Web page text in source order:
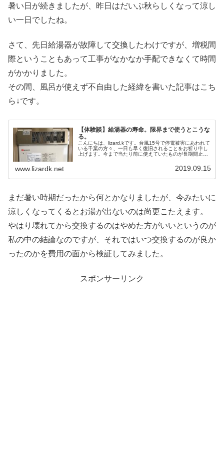
暑い日が続きましたが、昨日はだいぶ秋らしくなって涼し
い一日でしたね。
さて、先日給湯器が故障して交換したわけですが、増税間
際ということもあって工事がなかなか手配できなくて時間
がかかりました。
その間、風呂が使えず不自由した経緯を書いた記事はこち
ら↓です。
【体験談】給湯器の寿命。限界まで使うとこうな
る。
こんにちは、lizard.kです。台風15号で停電被害にあわれて
いる千葉の方々、一日も早く復旧されることをお祈り申し
上げます。今まで当たり前に使えていたものが長期間止ま
www.lizardk.net 2019.09.15
まだ暑い時期だったから何とかなりましたが、今みたいに
涼しくなってくるとお湯が出ないのは尚更こたえます。
やはり壊れてから交換するのはやめた方がいいというのが
私の中の結論なのですが、それではいつ交換するのが良か
ったのかを費用の面から検証してみました。
スポンサーリンク